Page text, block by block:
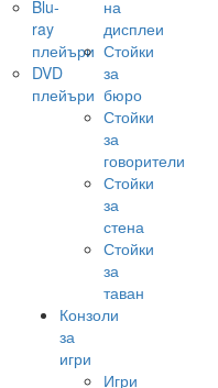
Blu-
ray
плейъри
DVD
плейъри
на
дисплеи
Стойки
за
бюро
Стойки
за
говорители
Стойки
за
стена
Стойки
за
таван
Конзоли
за
игри
Игри